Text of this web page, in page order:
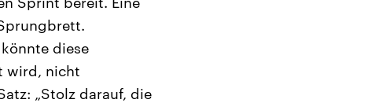
diese
wird, nicht
„Stolz darauf, die